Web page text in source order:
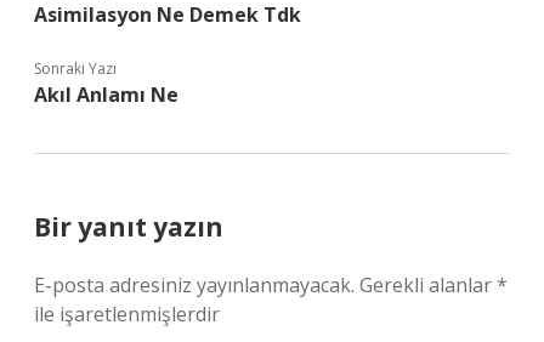
Asimilasyon Ne Demek Tdk
Sonraki Yazı
Akıl Anlamı Ne
Bir yanıt yazın
E-posta adresiniz yayınlanmayacak. Gerekli alanlar*
ile işaretlenmişlerdir